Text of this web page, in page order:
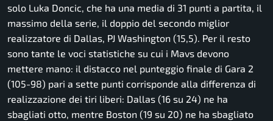
solo Luka Doncic, che ha una media di 31 punti a partita, il
massimo della serie, il doppio del secondo miglior
realizzatore di Dallas, PJ Washington (15,5). Per il resto
sono tante le voci statistiche su cui i Mavs devono
mettere mano: il distacco nel punteggio finale di Gara 2
(105-98) pari a sette punti corrisponde alla differenza di
realizzazione dei tiri liberi: Dallas (16 su 24) ne ha
sbagliati otto, mentre Boston (19 su 20) ne ha sbagliato